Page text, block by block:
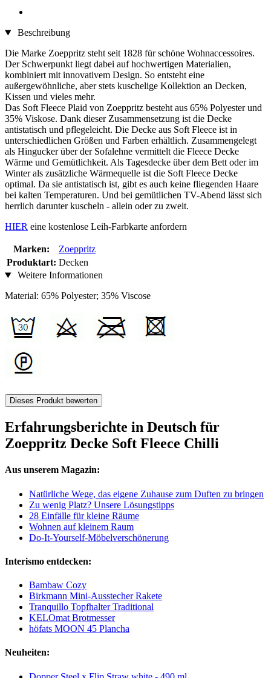
Beschreibung
Die Marke Zoeppritz steht seit 1828 für schöne Wohnaccessoires.
Der Schwerpunkt liegt dabei auf hochwertigen Materialien,
kombiniert mit innovativem Design. So entsteht eine
außergewöhnliche, aber stets kuschelige Kollektion an Decken,
Kissen und vieles mehr.
Das Soft Fleece Plaid von Zoeppritz besteht aus 65% Polyester und
35% Viskose. Dank dieser Zusammensetzung ist die Decke
antistatisch und pflegeleicht. Die Decke aus Soft Fleece ist in
unterschiedlichen Größen und Farben erhältlich. Zusammengelegt
als Hingucker über der Sofalehne vermittelt die Fleece Decke
Wärme und Gemütlichkeit. Als Tagesdecke über dem Bett oder im
Winter als zusätzliche Wärmequelle ist die Soft Fleece Decke
optimal. Da sie antistatisch ist, gibt es auch keine fliegenden Haare
bei kalten Temperaturen. Und bei gemütlichen TV-Abend lässt sich
herrlich darunter kuscheln - allein oder zu zweit.
HIER eine kostenlose Leih-Farbkarte anfordern
Marken:
Zoeppritz
Produktart: Decken
Weitere Informationen
Material: 65% Polyester; 35% Viscose
Dieses Produkt bewerten
Erfahrungsberichte in Deutsch für
Zoeppritz Decke Soft Fleece Chilli
Aus unserem Magazin:
Natürliche Wege, das eigene Zuhause zum Duften zu bringen
Zu wenig Platz? Unsere Lösungstipps
28 Einfälle für kleine Räume
Wohnen auf kleinem Raum
Do-It-Yourself-Möbelverschönerung
Interismo entdecken:
Bambaw Cozy
Birkmann Mini-Ausstecher Rakete
Tranquillo Topfhalter Traditional
KELOmat Brotmesser
höfats MOON 45 Plancha
Neuheiten: